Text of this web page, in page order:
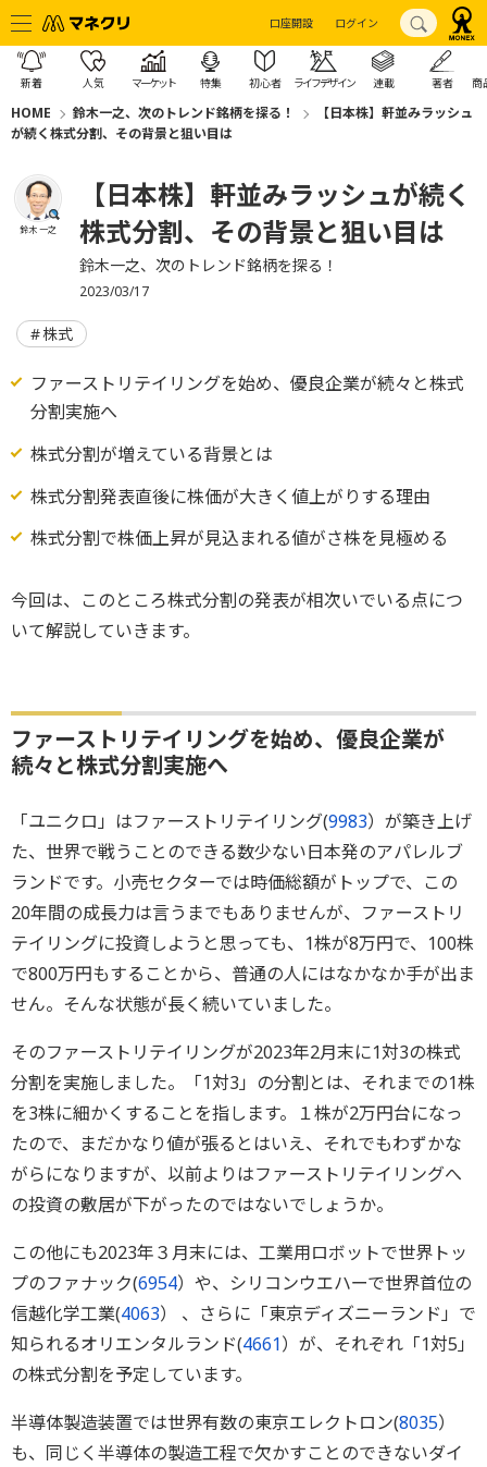
口座開設 ログイン
新着 人気 マーケット 特集 初心者 ライフデザイン 連載 著者 商
HOME 鈴木一之、次のトレンド銘柄を探る！
【日本株】軒並みラッシュ
が続く株式分割、その背景と狙い目は
鈴木 一之
【日本株】軒並みラッシュが続く
株式分割、その背景と狙い目は
鈴木一之、次のトレンド銘柄を探る！
2023/03/17
株式
ファーストリテイリングを始め、優良企業が続々と株式
分割実施へ
株式分割が増えている背景とは
株式分割発表直後に株価が大きく値上がりする理由
株式分割で株価上昇が見込まれる値がさ株を見極める
今回は、このところ株式分割の発表が相次いでいる点につ
いて解説していきます。
ファーストリテイリングを始め、優良企業が
続々と株式分割実施へ
「ユニクロ」はファーストリテイリング(9983）が築き上げ
た、世界で戦うことのできる数少ない日本発のアパレルブ
ランドです。小売セクターでは時価総額がトップで、この
20年間の成長力は言うまでもありませんが、ファーストリ
テイリングに投資しようと思っても、1株が8万円で、100株
で800万円もすることから、普通の人にはなかなか手が出ま
せん。そんな状態が長く続いていました。
そのファーストリテイリングが2023年2月末に1対3の株式
分割を実施しました。「1対3」の分割とは、それまでの1株
を3株に細かくすることを指します。１株が2万円台になっ
たので、まだかなり値が張るとはいえ、それでもわずかな
がらになりますが、以前よりはファーストリテイリングへ
の投資の敷居が下がったのではないでしょうか。
この他にも2023年３月末には、工業用ロボットで世界トッ
プのファナック(6954）や、シリコンウエハーで世界首位の
信越化学工業(4063） 、さらに「東京ディズニーランド」で
知られるオリエンタルランド(4661）が、それぞれ「1対5」
の株式分割を予定しています。
半導体製造装置では世界有数の東京エレクトロン(8035）
も、同じく半導体の製造工程で欠かすことのできないダイ